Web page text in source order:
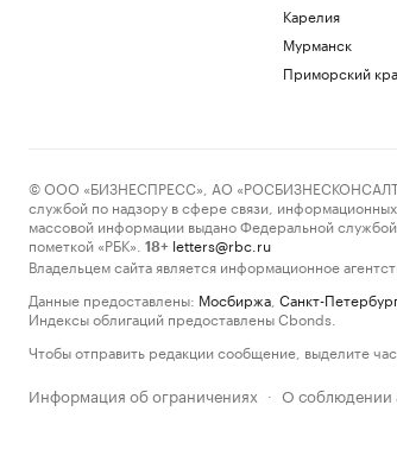
Карелия
Мурманск
Приморский
© ООО «БИЗНЕСПРЕСС», АО
службой по надзору в сфере связи,
массовой информации выдано Федеральной
пометкой «РБК».
18+ letters@rbc.ru
Владельцем сайта является информационное
Данные предоставлены: Мосбиржа Санкт-
Индексы облигаций предоставлены Cbonds.
Чтобы отправить редакции сообщение, выделите
Информация об ограничениях · О соблюдении